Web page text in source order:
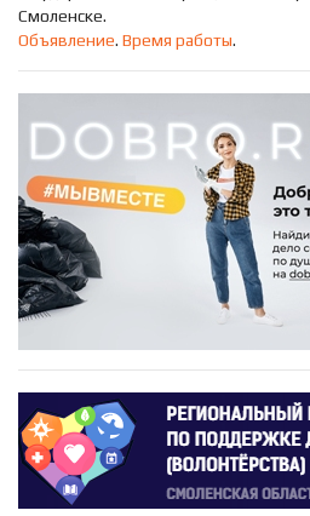
Смоленске.
Объявление. Время работы.